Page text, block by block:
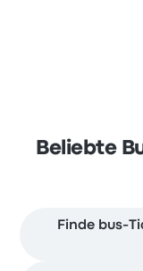
Beliebte
Finde bus-